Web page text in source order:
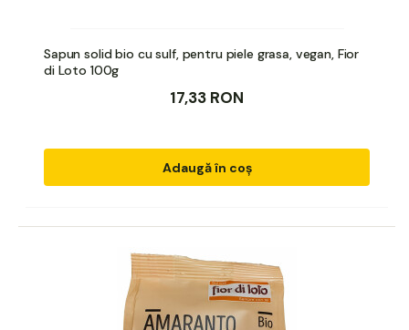
Sapun solid bio cu sulf, pentru piele grasa, vegan, Fior
di Loto 100g
17,33 RON
Adaugă în coș